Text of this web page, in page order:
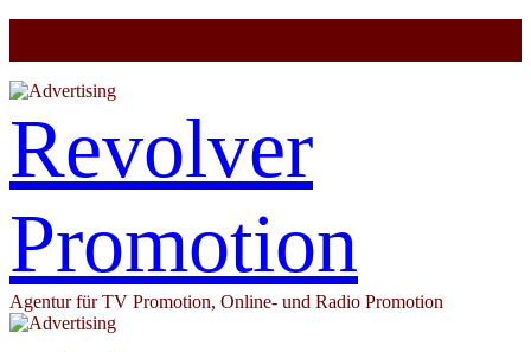
Revolver
Promotion
Agentur für TV Promotion, Online- und Radio Promotion